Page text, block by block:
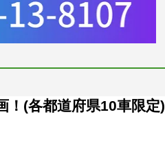
！(各都道府県10車限定)